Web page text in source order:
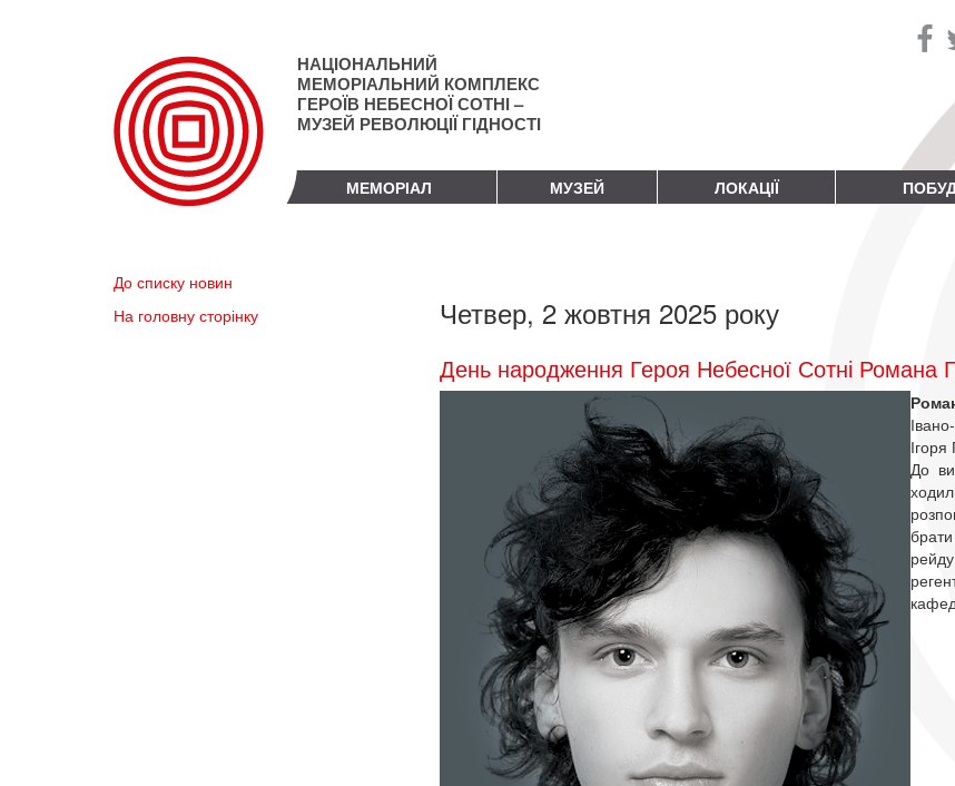
НАЦІОНАЛЬНИЙ
МЕМОРІАЛЬНИЙ КОМПЛЕКС
ГЕРОЇВ НЕБЕСНОЇ СОТНІ –
МУЗЕЙ РЕВОЛЮЦІЇ ГІДНОСТІ
МЕМОРІАЛ МУЗЕЙ ЛОКАЦІЇ
До списку новин
На головну сторінку
Четвер, 2 жовтня 2025 року
День народження Героя Небесної Сотні Романа
До